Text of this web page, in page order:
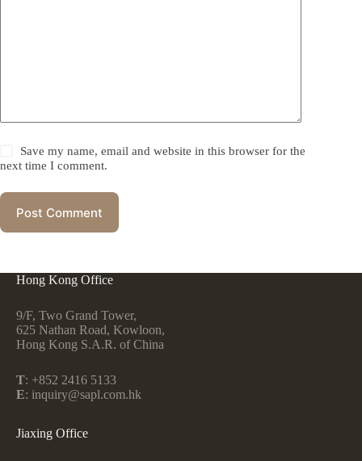
Save my name, email and website in this browser for the
next time I comment.
Post Comment
Hong Kong Office
9/F, Two Grand Tower,
625 Nathan Road, Kowloon,
Hong Kong S.A.R. of China
T: +852 2416 5133
E: inquiry@sapl.com.hk
Jiaxing Office